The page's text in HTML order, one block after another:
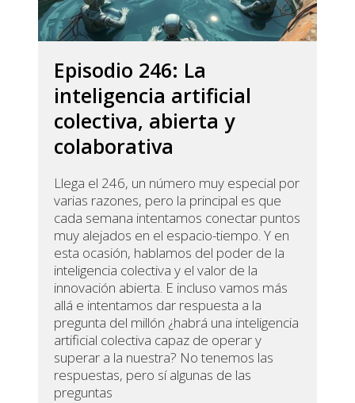
Episodio 246: La
inteligencia artificial
colectiva, abierta y
colaborativa
Llega el 246, un número muy especial por
varias razones, pero la principal es que
cada semana intentamos conectar puntos
muy alejados en el espacio-tiempo. Y en
esta ocasión, hablamos del poder de la
inteligencia colectiva y el valor de la
innovación abierta. E incluso vamos más
allá e intentamos dar respuesta a la
pregunta del millón ¿habrá una inteligencia
artificial colectiva capaz de operar y
superar a la nuestra? No tenemos las
respuestas, pero sí algunas de las
preguntas